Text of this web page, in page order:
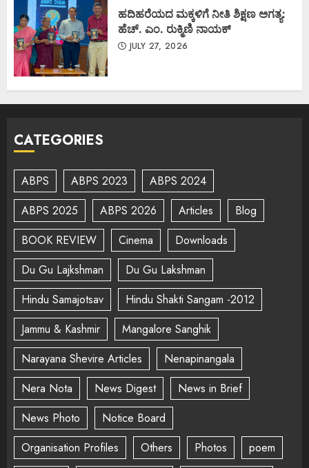
ಹದಿಹರೆಯದ ಮಕ್ಕಳಿಗೆ ನೀತಿ ಶಿಕ್ಷಣ ಅಗತ್ಯ:
ಹೆಚ್. ಎಂ. ರುಕ್ಮಿಣಿ ನಾಯಕ್
JULY 27, 2026
CATEGORIES
ABPS ABPS 2023
ABPS 2024
ABPS 2025
ABPS 2026 Articles
Blog
BOOK REVIEW
Cinema
Downloads
Du Gu Lajkshman
Du Gu Lakshman
Hindu Samajotsav
Hindu Shakti Sangam -2012
Jammu & Kashmir
Mangalore Sanghik
Narayana Shevire Articles
Nenapinangala
Nera Nota
News Digest
News in Brief
News Photo
Notice Board
Organisation Profiles
Others Photos
poem